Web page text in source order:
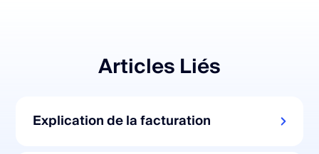
Articles Liés
Explication de la facturation